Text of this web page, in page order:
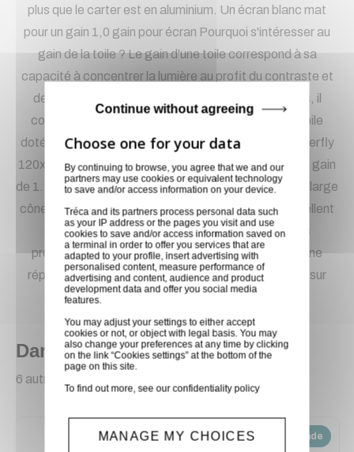
plus que le carter est en aluminium. Un écran blanc mat
pour un gain 1,0 gain pour écran Pourquoi s'intéresser au
gain de la toile ? Le gain d'une toile correspond à sa
capacité à concentrer la lumière au profit du contraste et
de la luminosité. Aussi, dans des conditions idéales, il
convient d'utiliser un écran dit blanc mat, soit une toile
dotée d'un gain de 1 à 1,1. L'écran de projection Butterfly
120x160 est blanc mat occultant et possède donc un gain
de 1. C'est une large surface diffusante offrant le plus large
cône de réflexion. Très polyvalente, elle offre un excellent
résultat avec tous types de projecteurs pour des
projections en semi obscurité. Sa matité garantit une
répartition parfaitement homogène de la luminosité sur
l'ensemble de la surface de l'écran.
Dans la même catégorie
6 autres produits sélectionnés pour vous
Disponible sur demande
By continuing to browse, you agree that we and our
partners may use cookies or equivalent technology
to save and/or access information on your device.
Tréca and its partners process personal data such
as your IP address or the pages you visit and use
cookies to save and/or access information saved on
a terminal in order to offer you services that are
adapted to your profile, insert advertising with
personalised content, measure performance of
advertising and content, audience and product
development data and offer you social media
features.
You may adjust your settings to either accept
cookies or not, or object with legal basis. You may
also change your preferences at any time by clicking
on the link “Cookies settings” at the bottom of the
page on this site.
To find out more, see ourconfidentiality policy
Continue without agreeing
MANAGE MY CHOICES